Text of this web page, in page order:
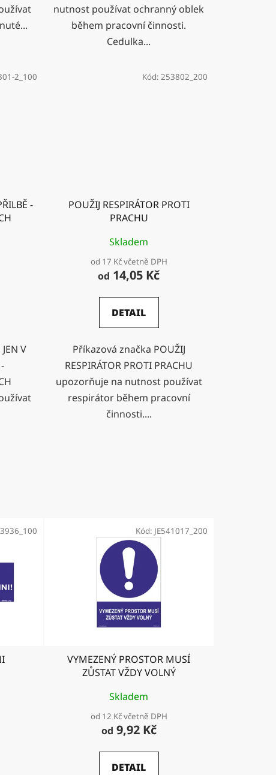
nutnost používat ochranný oblek
během pracovní činnosti.
Cedulka...
-
V
2_100
POUŽIJ RESPIRÁTOR PROTI
PRACHU
Skladem
od 17 Kč včetně DPH
od 14,05 Kč
DETAIL
Příkazová značka POUŽIJ
RESPIRÁTOR PROTI PRACHU
upozorňuje na nutnost používat
respirátor během pracovní
činnosti....
Kód: 253802_200
VYMEZENÝ PROSTOR MUSÍ
ZŮSTAT VŽDY VOLNÝ
Skladem
od 12 Kč včetně DPH
od 9,92 Kč
DETAIL
Kód: JE541017_200